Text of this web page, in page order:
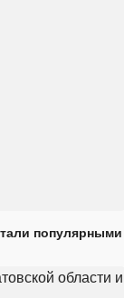
популярными